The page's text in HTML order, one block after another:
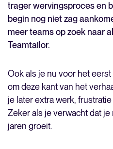
trager wervingsproces en
begin nog niet zag
meer teams op zoek naar
Teamtailor.
Ook als je nu voor het
om deze kant van het
je later extra werk,
Zeker als je verwacht dat
jaren groeit.